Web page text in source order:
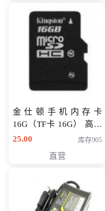
金仕顿手机内存卡
16G（TF卡 16G） 高速
卡 CLASS 10
25.00 库存905
直营